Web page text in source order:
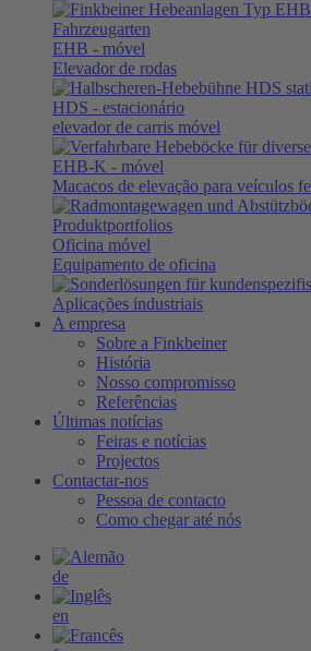
EHB - móvel
Elevador de rodas
HDS - estacionário
elevador de carris móvel
EHB-K - móvel
Macacos de elevação para veículos
Oficina móvel
Equipamento de oficina
Aplicações industriais
A empresa
Sobre a Finkbeiner
História
Nosso compromisso
Referências
Últimas notícias
Feiras e notícias
Projectos
Contactar-nos
Pessoa de contacto
Como chegar até nós
de
en